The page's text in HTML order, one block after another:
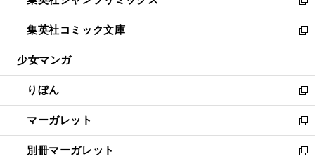
開
く
ウ
で
開
ン
ド
ウ
開
く
ウ
ィ
ン
ウ
で
開
く
新
し
い
ウ
ン
ド
ウ
で
開
く
集英社コミック文庫
新
し
ウ
ィ
ン
ド
ウ
で
少女マンガ
りぼん
新
し
い
ウ
ィ
マーガレット
新
し
い
別冊マーガレット
新